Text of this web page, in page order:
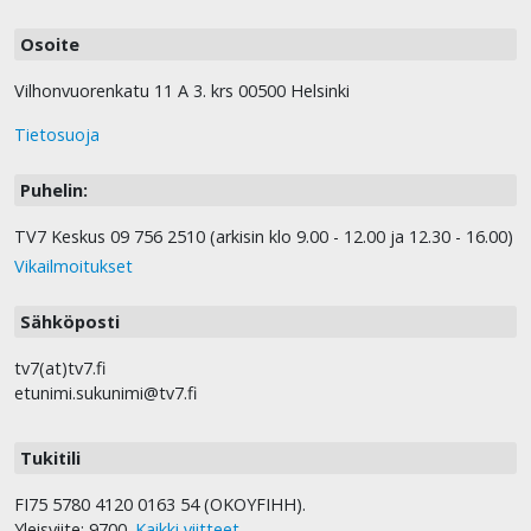
Osoite
Vilhonvuorenkatu 11 A 3. krs 00500 Helsinki
Tietosuoja
Puhelin:
TV7 Keskus 09 756 2510 (arkisin klo 9.00 - 12.00 ja 12.30 - 16.00)
Vikailmoitukset
Sähköposti
tv7(at)tv7.fi
etunimi.sukunimi@tv7.fi
Tukitili
FI75 5780 4120 0163 54 (OKOYFIHH).